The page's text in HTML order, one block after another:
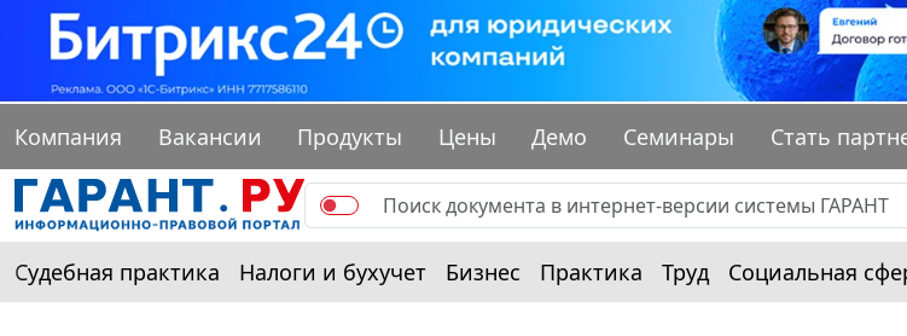
Компания Вакансии Продукты Цены Демо Семинары Стать
Судебная практика Налоги и бухучет Бизнес Практика Труд Социальная